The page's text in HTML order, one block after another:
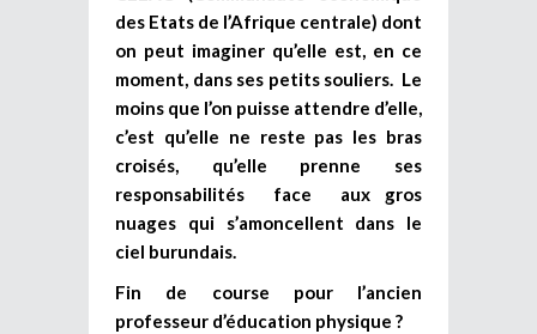
des Etats de l’Afrique centrale) dont
on peut imaginer qu’elle est, en ce
moment, dans ses petits souliers. Le
moins que l’on puisse attendre d’elle,
c’est qu’elle ne reste pas les bras
croisés, qu’elle prenne ses
responsabilités face aux gros
nuages qui s’amoncellent dans le
ciel burundais.
Fin de course pour l’ancien
professeur d’éducation physique ?